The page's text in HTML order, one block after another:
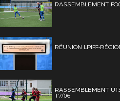
RASSEMBLEMENT
RÉUNION LPIFF-
RASSEMBLEMENT
17/06